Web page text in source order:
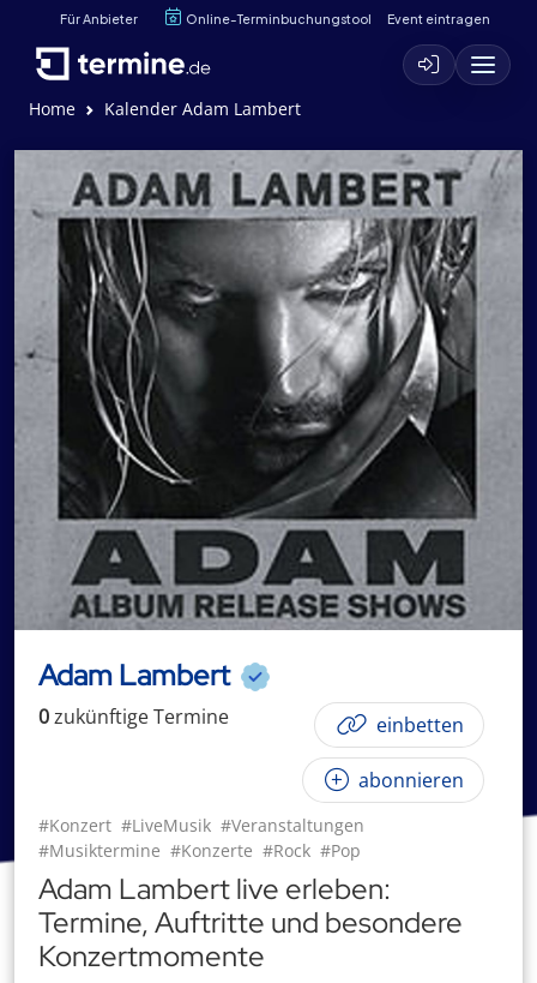
Für Anbieter Online-Terminbuchungstool Event eintragen
Home Kalender Adam Lambert
Adam Lambert
0zukünftigeTermine einbetten
abonnieren
#Konzert #LiveMusik #Veranstaltungen
#Musiktermine #Konzerte #Rock #Pop
Adam Lambert live erleben:
Termine, Auftritte und besondere
Konzertmomente